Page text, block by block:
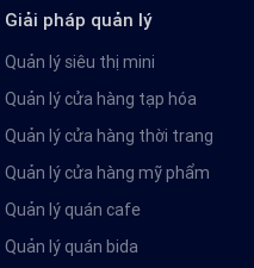
Giải pháp quản lý
Quản lý siêu thị mini
Quản lý cửa hàng tạp hóa
Quản lý cửa hàng thời trang
Quản lý cửa hàng mỹ phẩm
Quản lý quán cafe
Quản lý quán bida